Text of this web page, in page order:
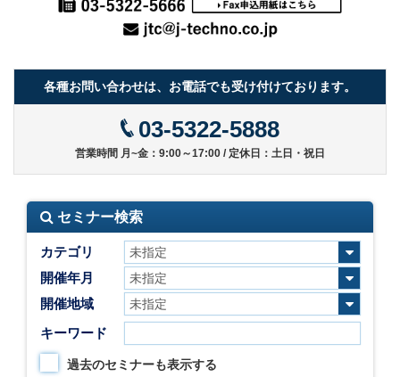
各種お問い合わせは、お電話でも受け付けております。
03-5322-5888
営業時間 月~金：9:00～17:00 / 定休日：土日・祝日
セミナー検索
カテゴリ
開催年月
開催地域
キーワード
過去のセミナーも表示する